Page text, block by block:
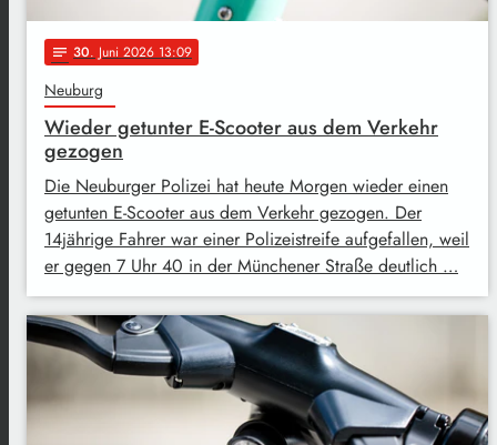
notes 30. Juni 2026 13:09
Neuburg
Wieder getunter E-Scooter aus dem Verkehr
gezogen
Die Neuburger Polizei hat heute Morgen wieder einen
getunten E-Scooter aus dem Verkehr gezogen. Der
14jährige Fahrer war einer Polizeistreife aufgefallen, weil
er gegen 7 Uhr 40 in der Münchener Straße deutlich …